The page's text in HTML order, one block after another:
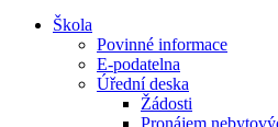
Škola
Povinné informace
E-podatelna
Úřední deska
Žádosti
Pronájem